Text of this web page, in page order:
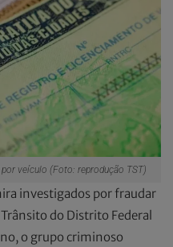
veículo (Foto: reprodução TST)
investigados por fraudar
do Distrito Federal
o grupo criminoso